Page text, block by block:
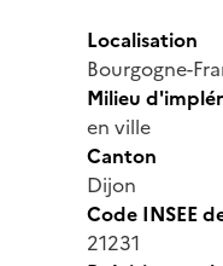
Localisation
Bourgogne-
Milieu
en ville
Canton
Dijon
Code INSEE
21231